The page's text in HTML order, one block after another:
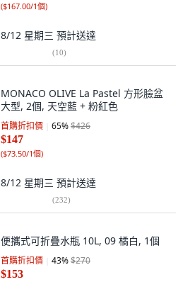
($167.00/1個)
8/12 星期三 預計送達
(10)
MONACO OLIVE La Pastel 方形臉盆
大型, 2個, 天空藍 + 粉紅色
首購折扣價 65%$426
$147
($73.50/1個)
8/12 星期三 預計送達
(232)
便攜式可折疊水瓶 10L, 09 橘白, 1個
首購折扣價 43%$270
$153